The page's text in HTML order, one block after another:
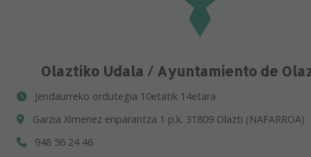
Olaztiko Udala / Ayuntamiento de
Jendaurreko ordutegia 10etatik 14etara
Garzia Ximenez enparantza 1 p.k. 31809 Olazti (NAFARROA)
948 56 24 46